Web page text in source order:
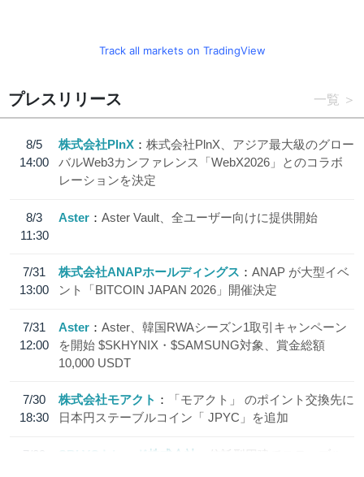
Track all markets on TradingView
プレスリリース 一覧
8/5
14:00
株式会社PlnX
株式会社PlnX、アジア最大級のグロー
バルWeb3カンファレンス「WebX2026」とのコラボ
レーションを決定
8/3
11:30
Aster Aster Vault、全ユーザー向けに提供開始
7/31
13:00
株式会社ANAPホールディングス
ANAP が大型イベ
ント「BITCOIN JAPAN 2026」開催決定
7/31
12:00
Aster
Aster、韓国RWAシーズン1取引キャンペーン
を開始 $SKHYNIX・$SAMSUNG対象、賞金総額
10,000 USDT
7/30
18:30
株式会社モアクト
「モアクト」 のポイント交換先に
日本円ステーブルコイン「 JPYC」を追加
7/29
SBI VCトレード株式会社
信託型円建てステーブル